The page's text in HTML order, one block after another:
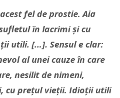
fel de prostie. Aia
în lacrimi și cu
utili. […]. Sensul e clar:
al unei cauze în care
nesilit de nimeni,
cu prețul vieții. Idioții utili